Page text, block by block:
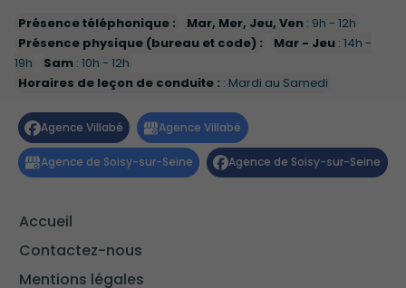
Présence téléphonique : Mar, Mer, Jeu, Ven : 9h - 12h
Présence physique (bureau et code) :
Mar - Jeu : 14h -
19h
Sam : 10h - 12h
Horaires de leçon de conduite : : Mardi au Samedi
Accueil
Contactez-nous
Mentions légales